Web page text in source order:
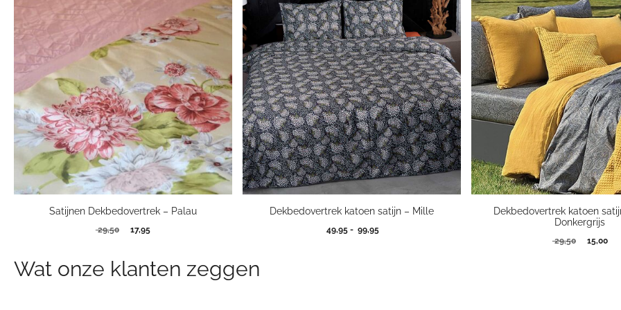
Satijnen Dekbedovertrek – Palau
29,50
Oorspronkelijke
29,50.
17,95Huidige
17,95.
Dekbedovertrek katoen satijn – Mille
49,95 - 99,95Prijsklasse:
Dekbedovertrek katoen
Donkergrijs
29,50 15,00
Wat onze klanten zeggen